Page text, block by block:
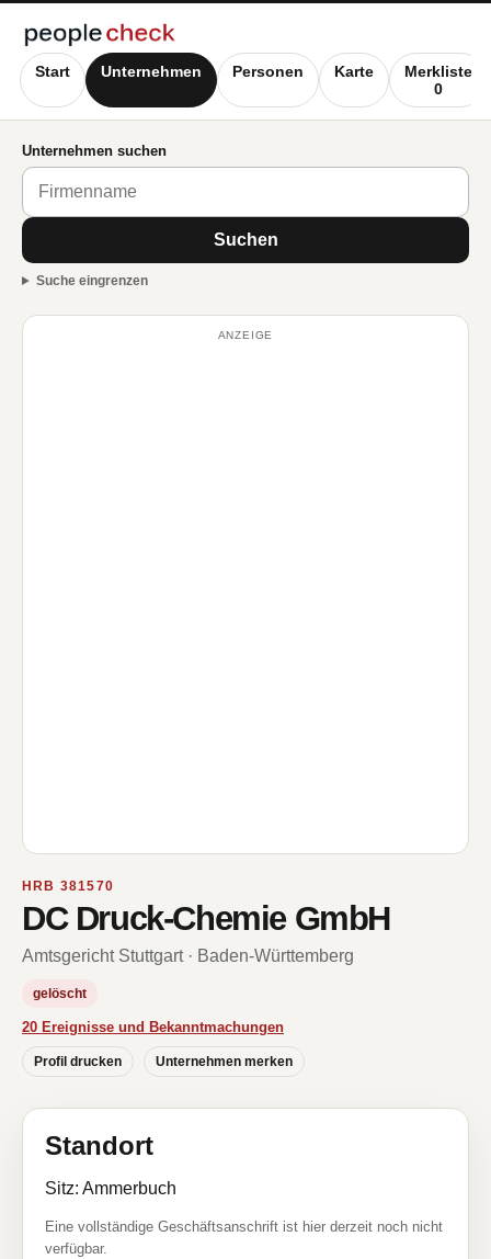
Start Unternehmen Personen Karte
Merkliste
0
Unternehmen suchen
Suchen
Suche eingrenzen
ANZEIGE
HRB 381570
DC Druck-Chemie GmbH
Amtsgericht Stuttgart · Baden-Württemberg
gelöscht
20 Ereignisse und Bekanntmachungen
Profil drucken Unternehmen merken
Standort
Sitz: Ammerbuch
Eine vollständige Geschäftsanschrift ist hier derzeit noch nicht
verfügbar.